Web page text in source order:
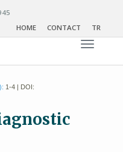
HOME
CONTACT TR
Toggle
1-4 | DOI: